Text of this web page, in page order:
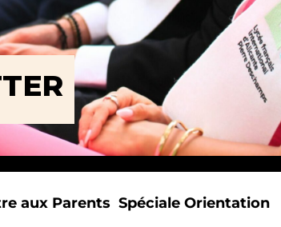
aux Parents Spéciale Orientation